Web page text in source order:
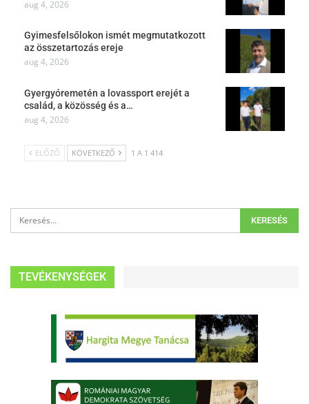
aug 4, 2026
Gyimesfelsőlokon ismét megmutatkozott
az összetartozás ereje
aug 4, 2026
Gyergyóremetén a lovassport erejét a
család, a közösség és a…
aug 4, 2026
ELŐZŐ KÖVETKEZŐ 1 A 1 414
TEVÉKENYSÉGEK